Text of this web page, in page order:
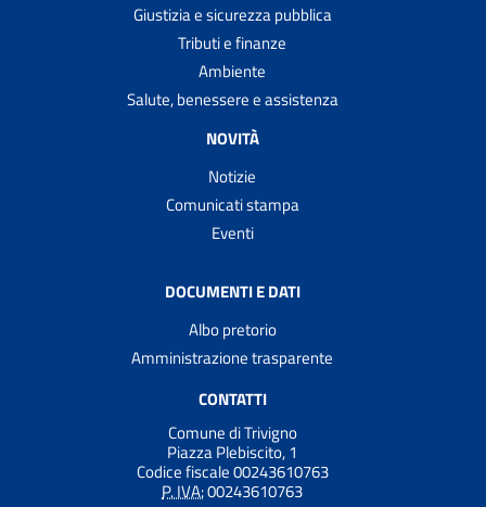
Giustizia e sicurezza pubblica
Tributi e finanze
Ambiente
Salute, benessere e assistenza
NOVITÀ
Notizie
Comunicati stampa
Eventi
DOCUMENTI E DATI
Albo pretorio
Amministrazione trasparente
CONTATTI
Comune di Trivigno
Piazza Plebiscito, 1
Codice fiscale 00243610763
P. IVA:00243610763